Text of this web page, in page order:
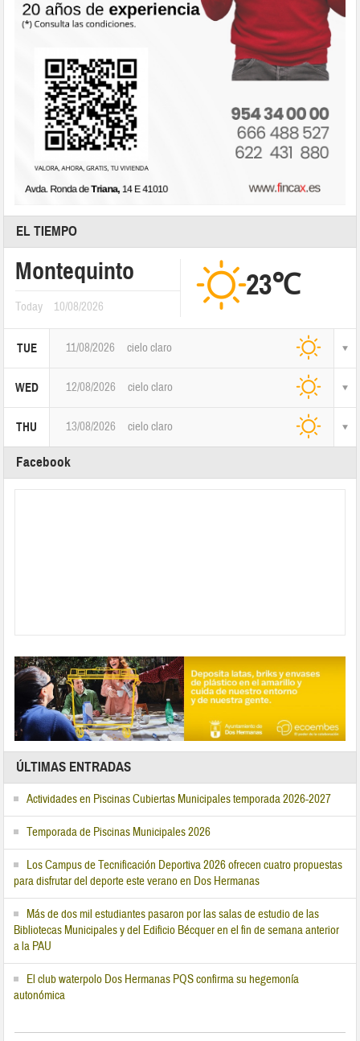
EL TIEMPO
Montequinto
Today 10/08/2026
23℃
TUE 11/08/2026 cielo claro
WED 12/08/2026 cielo claro
THU 13/08/2026 cielo claro
Facebook
ÚLTIMAS ENTRADAS
Actividades en Piscinas Cubiertas Municipales temporada 2026-2027
Temporada de Piscinas Municipales 2026
Los Campus de Tecnificación Deportiva 2026 ofrecen cuatro propuestas
para disfrutar del deporte este verano en Dos Hermanas
Más de dos mil estudiantes pasaron por las salas de estudio de las
Bibliotecas Municipales y del Edificio Bécquer en el fin de semana anterior
a la PAU
El club waterpolo Dos Hermanas PQS confirma su hegemonía
autonómica